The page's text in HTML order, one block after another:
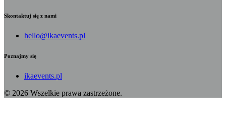
Skontaktuj się z nami
hello@ikaevents.pl
Poznajmy się
ikaevents.pl
© 2026 Wszelkie prawa zastrzeżone.